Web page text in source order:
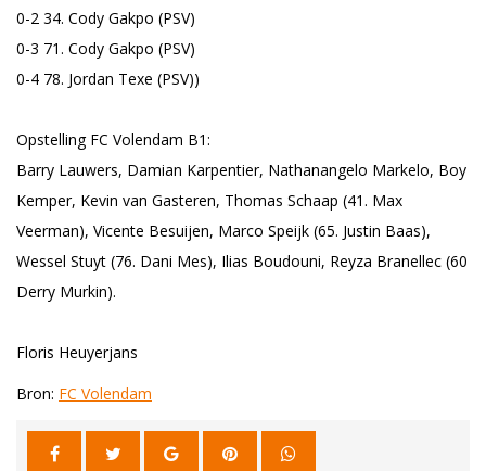
0-2 34. Cody Gakpo (PSV)
0-3 71. Cody Gakpo (PSV)
0-4 78. Jordan Texe (PSV))
Opstelling FC Volendam B1:
Barry Lauwers, Damian Karpentier, Nathanangelo Markelo, Boy
Kemper, Kevin van Gasteren, Thomas Schaap (41. Max
Veerman), Vicente Besuijen, Marco Speijk (65. Justin Baas),
Wessel Stuyt (76. Dani Mes), Ilias Boudouni, Reyza Branellec (60
Derry Murkin).
Floris Heuyerjans
Bron: FC Volendam